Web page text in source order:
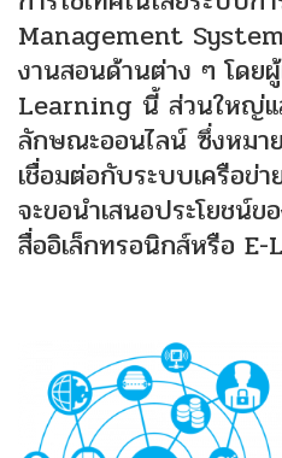
Management
งานสอนด้านต่าง ๆ โดย
Learning นี้ ส่วนใหญ่แ
ลักษณะออนไลน์ ซึ่งหมา
เชื่อมต่อกับระบบเครือข่
จะขอนำเสนอประโยชน์ข
สื่ออิเล็กทรอนิกส์หรือ